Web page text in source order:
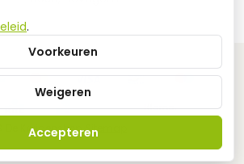
© De Kruidenshop Sitemap
.
Voorkeuren
Weigeren
Accepteren